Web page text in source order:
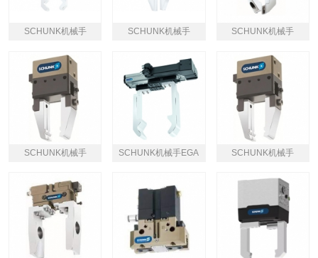
SCHUNK机械手 SCHUNK机械手 SCHUNK机械手
SCHUNK机械手 SCHUNK机械手EGA SCHUNK机械手